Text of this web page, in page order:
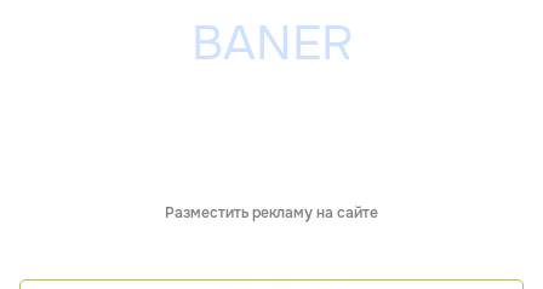
Разместить рекламу на сайте